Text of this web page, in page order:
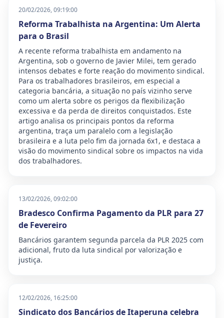
20/02/2026, 09:19:00
Reforma Trabalhista na Argentina: Um Alerta
para o Brasil
A recente reforma trabalhista em andamento na
Argentina, sob o governo de Javier Milei, tem gerado
intensos debates e forte reação do movimento sindical.
Para os trabalhadores brasileiros, em especial a
categoria bancária, a situação no país vizinho serve
como um alerta sobre os perigos da flexibilização
excessiva e da perda de direitos conquistados. Este
artigo analisa os principais pontos da reforma
argentina, traça um paralelo com a legislação
brasileira e a luta pelo fim da jornada 6x1, e destaca a
visão do movimento sindical sobre os impactos na vida
dos trabalhadores.
13/02/2026, 09:02:00
Bradesco Confirma Pagamento da PLR para 27
de Fevereiro
Bancários garantem segunda parcela da PLR 2025 com
adicional, fruto da luta sindical por valorização e
justiça.
12/02/2026, 16:25:00
Sindicato dos Bancários de Itaperuna celebra